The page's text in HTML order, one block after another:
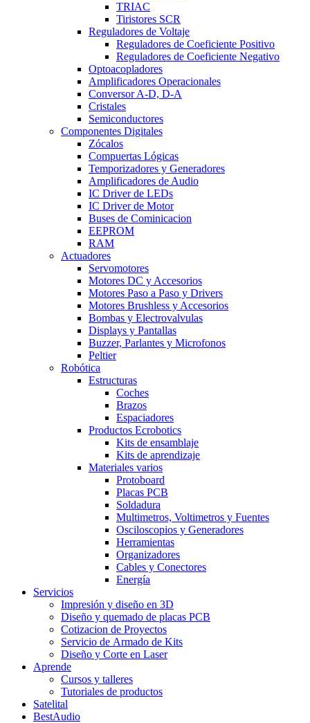
TRIAC
Tiristores SCR
Reguladores de Voltaje
Reguladores de Coeficiente Positivo
Reguladores de Coeficiente Negativo
Optoacopladores
Amplificadores Operacionales
Conversor A-D, D-A
Cristales
Semiconductores
Componentes Digitales
Zócalos
Compuertas Lógicas
Temporizadores y Generadores
Amplificadores de Audio
IC Driver de LEDs
IC Driver de Motor
Buses de Cominicacion
EEPROM
RAM
Actuadores
Servomotores
Motores DC y Accesorios
Motores Paso a Paso y Drivers
Motores Brushless y Accesorios
Bombas y Electrovalvulas
Displays y Pantallas
Buzzer, Parlantes y Microfonos
Peltier
Robótica
Estructuras
Coches
Brazos
Espaciadores
Productos Ecrobotics
Kits de ensamblaje
Kits de aprendizaje
Materiales varios
Protoboard
Placas PCB
Soldadura
Multimetros, Voltimetros y Fuentes
Osciloscopios y Generadores
Herramientas
Organizadores
Cables y Conectores
Energía
Servicios
Impresión y diseño en 3D
Diseño y quemado de placas PCB
Cotizacion de Proyectos
Servicio de Armado de Kits
Diseño y Corte en Laser
Aprende
Cursos y talleres
Tutoriales de productos
Satelital
BestAudio